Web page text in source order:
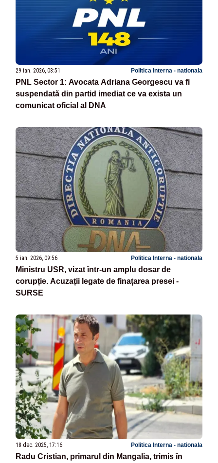
29 ian. 2026, 08:51 Politica Interna - nationala
PNL Sector 1: Avocata Adriana Georgescu va fi
suspendată din partid imediat ce va exista un
comunicat oficial al DNA
5 ian. 2026, 09:56 Politica Interna - nationala
Ministru USR, vizat într-un amplu dosar de
corupție. Acuzații legate de finațarea presei -
SURSE
18 dec. 2025, 17:16 Politica Interna - nationala
Radu Cristian, primarul din Mangalia, trimis în